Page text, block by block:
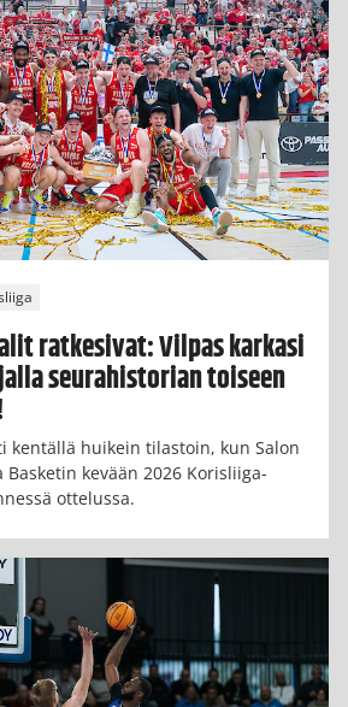
ratkesivat: Vilpas karkasi
seurahistorian toiseen
kentällä huikein tilastoin, kun Salon
Basketin kevään 2026 Korisliiga-
ottelussa.